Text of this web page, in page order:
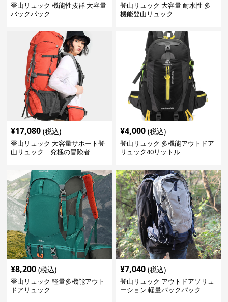
登山リュック 機能性抜群 大容量
バックパック
登山リュック 大容量 耐水性 多
機能登山リュック
¥17,080 (税込)
登山リュック 大容量サポート登
山リュック 究極の冒険者
¥4,000 (税込)
登山リュック 多機能アウトドア
リュック40リットル
¥8,200 (税込)
登山リュック 軽量多機能アウト
ドアリュック
¥7,040 (税込)
登山リュック アウトドアソリュ
ーション 軽量バックパック